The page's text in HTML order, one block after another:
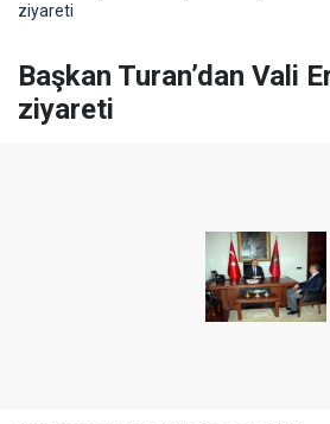
ziyareti
Başkan Turan’dan Vali
ziyareti